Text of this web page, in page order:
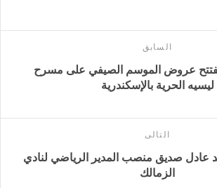
السابق
تفتتح عروض الموسم الصيفي على مسرح
ليسيه الحرية بالإسكندرية
التالى
عادل صديق منصب المدير الرياضي لنادي
الزمالك